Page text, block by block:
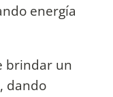
energía
brindar un
dando